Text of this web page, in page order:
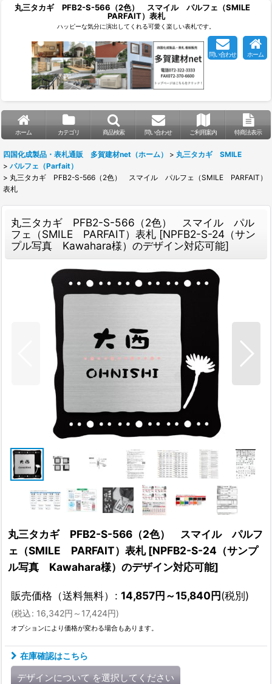
丸三タカギ PFB2-S-566（2色） スマイル パルフェ（SMILE
PARFAIT）表札
ハッピーな気分に演出してくれる可愛く楽しい表札です。
問い合わせ ホーム
ホーム カテゴリ 商品検索 問い合わせ ご利用案内 特商法表示
四国化成製品・表札通販 多賀建材net（ホーム） > 丸三タカギ SMILE
> パルフェ（Parfait）
> 丸三タカギ PFB2-S-566（2色） スマイル パルフェ（SMILE PARFAIT）
表札
丸三タカギ PFB2-S-566（2色） スマイル パル
フェ（SMILE PARFAIT）表札 [NPFB2-S-24（サン
プル写真 Kawahara様）のデザイン対応可能]
丸三タカギ PFB2-S-566（2色） スマイル パルフ
ェ（SMILE PARFAIT）表札 [NPFB2-S-24（サンプ
ル写真 Kawahara様）のデザイン対応可能]
販売価格（送料無料） : 14,857円～15,840円(税別)
(税込: 16,342円 ～17,424円)
オプションにより価格が変わる場合もあります。
在庫確認はこちら
デザインについて を選択してください